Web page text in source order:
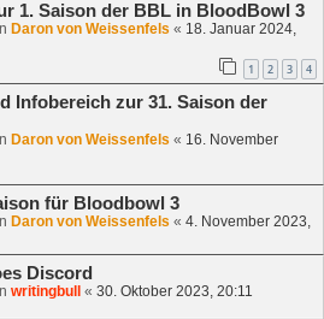
1. Saison der BBL in BloodBowl 3
Daron von Weissenfels « 18. Januar 2024,
1 2 3 4
Infobereich zur 31. Saison der
Daron von Weissenfels « 16. November
für Bloodbowl 3
Daron von Weissenfels « 4. November 2023,
Discord
writingbull « 30. Oktober 2023, 20:11